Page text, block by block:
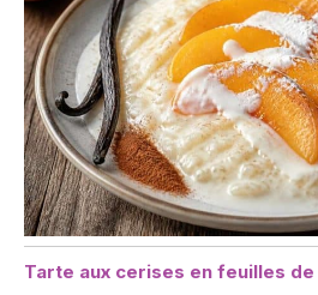
Tarte aux cerises en feuilles